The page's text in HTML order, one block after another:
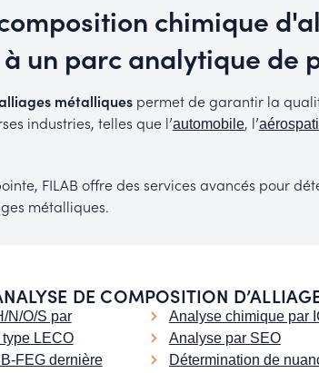
chimique
un parc analytique de
métalliquespermet de garantir la
industries, telles que l’automobile, l’
FILAB offre des services avancés pour
métalliques.
DE COMPOSITION
N/O/S par
LECO
FEG dernière
Analyse chimique par
Analyse par SEO
Détermination de